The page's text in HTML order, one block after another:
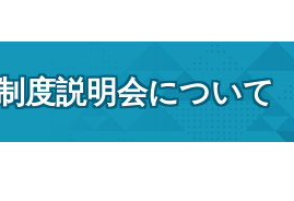
度説明会について